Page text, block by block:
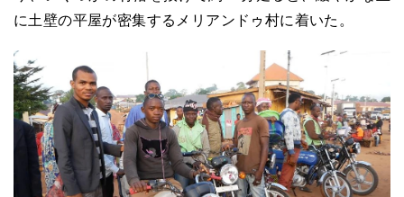
に土壁の平屋が密集するメリアンドゥ村に着いた。